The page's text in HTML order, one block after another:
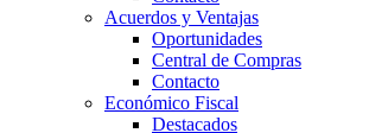
Acuerdos y Ventajas
Oportunidades
Central de Compras
Contacto
Económico Fiscal
Destacados